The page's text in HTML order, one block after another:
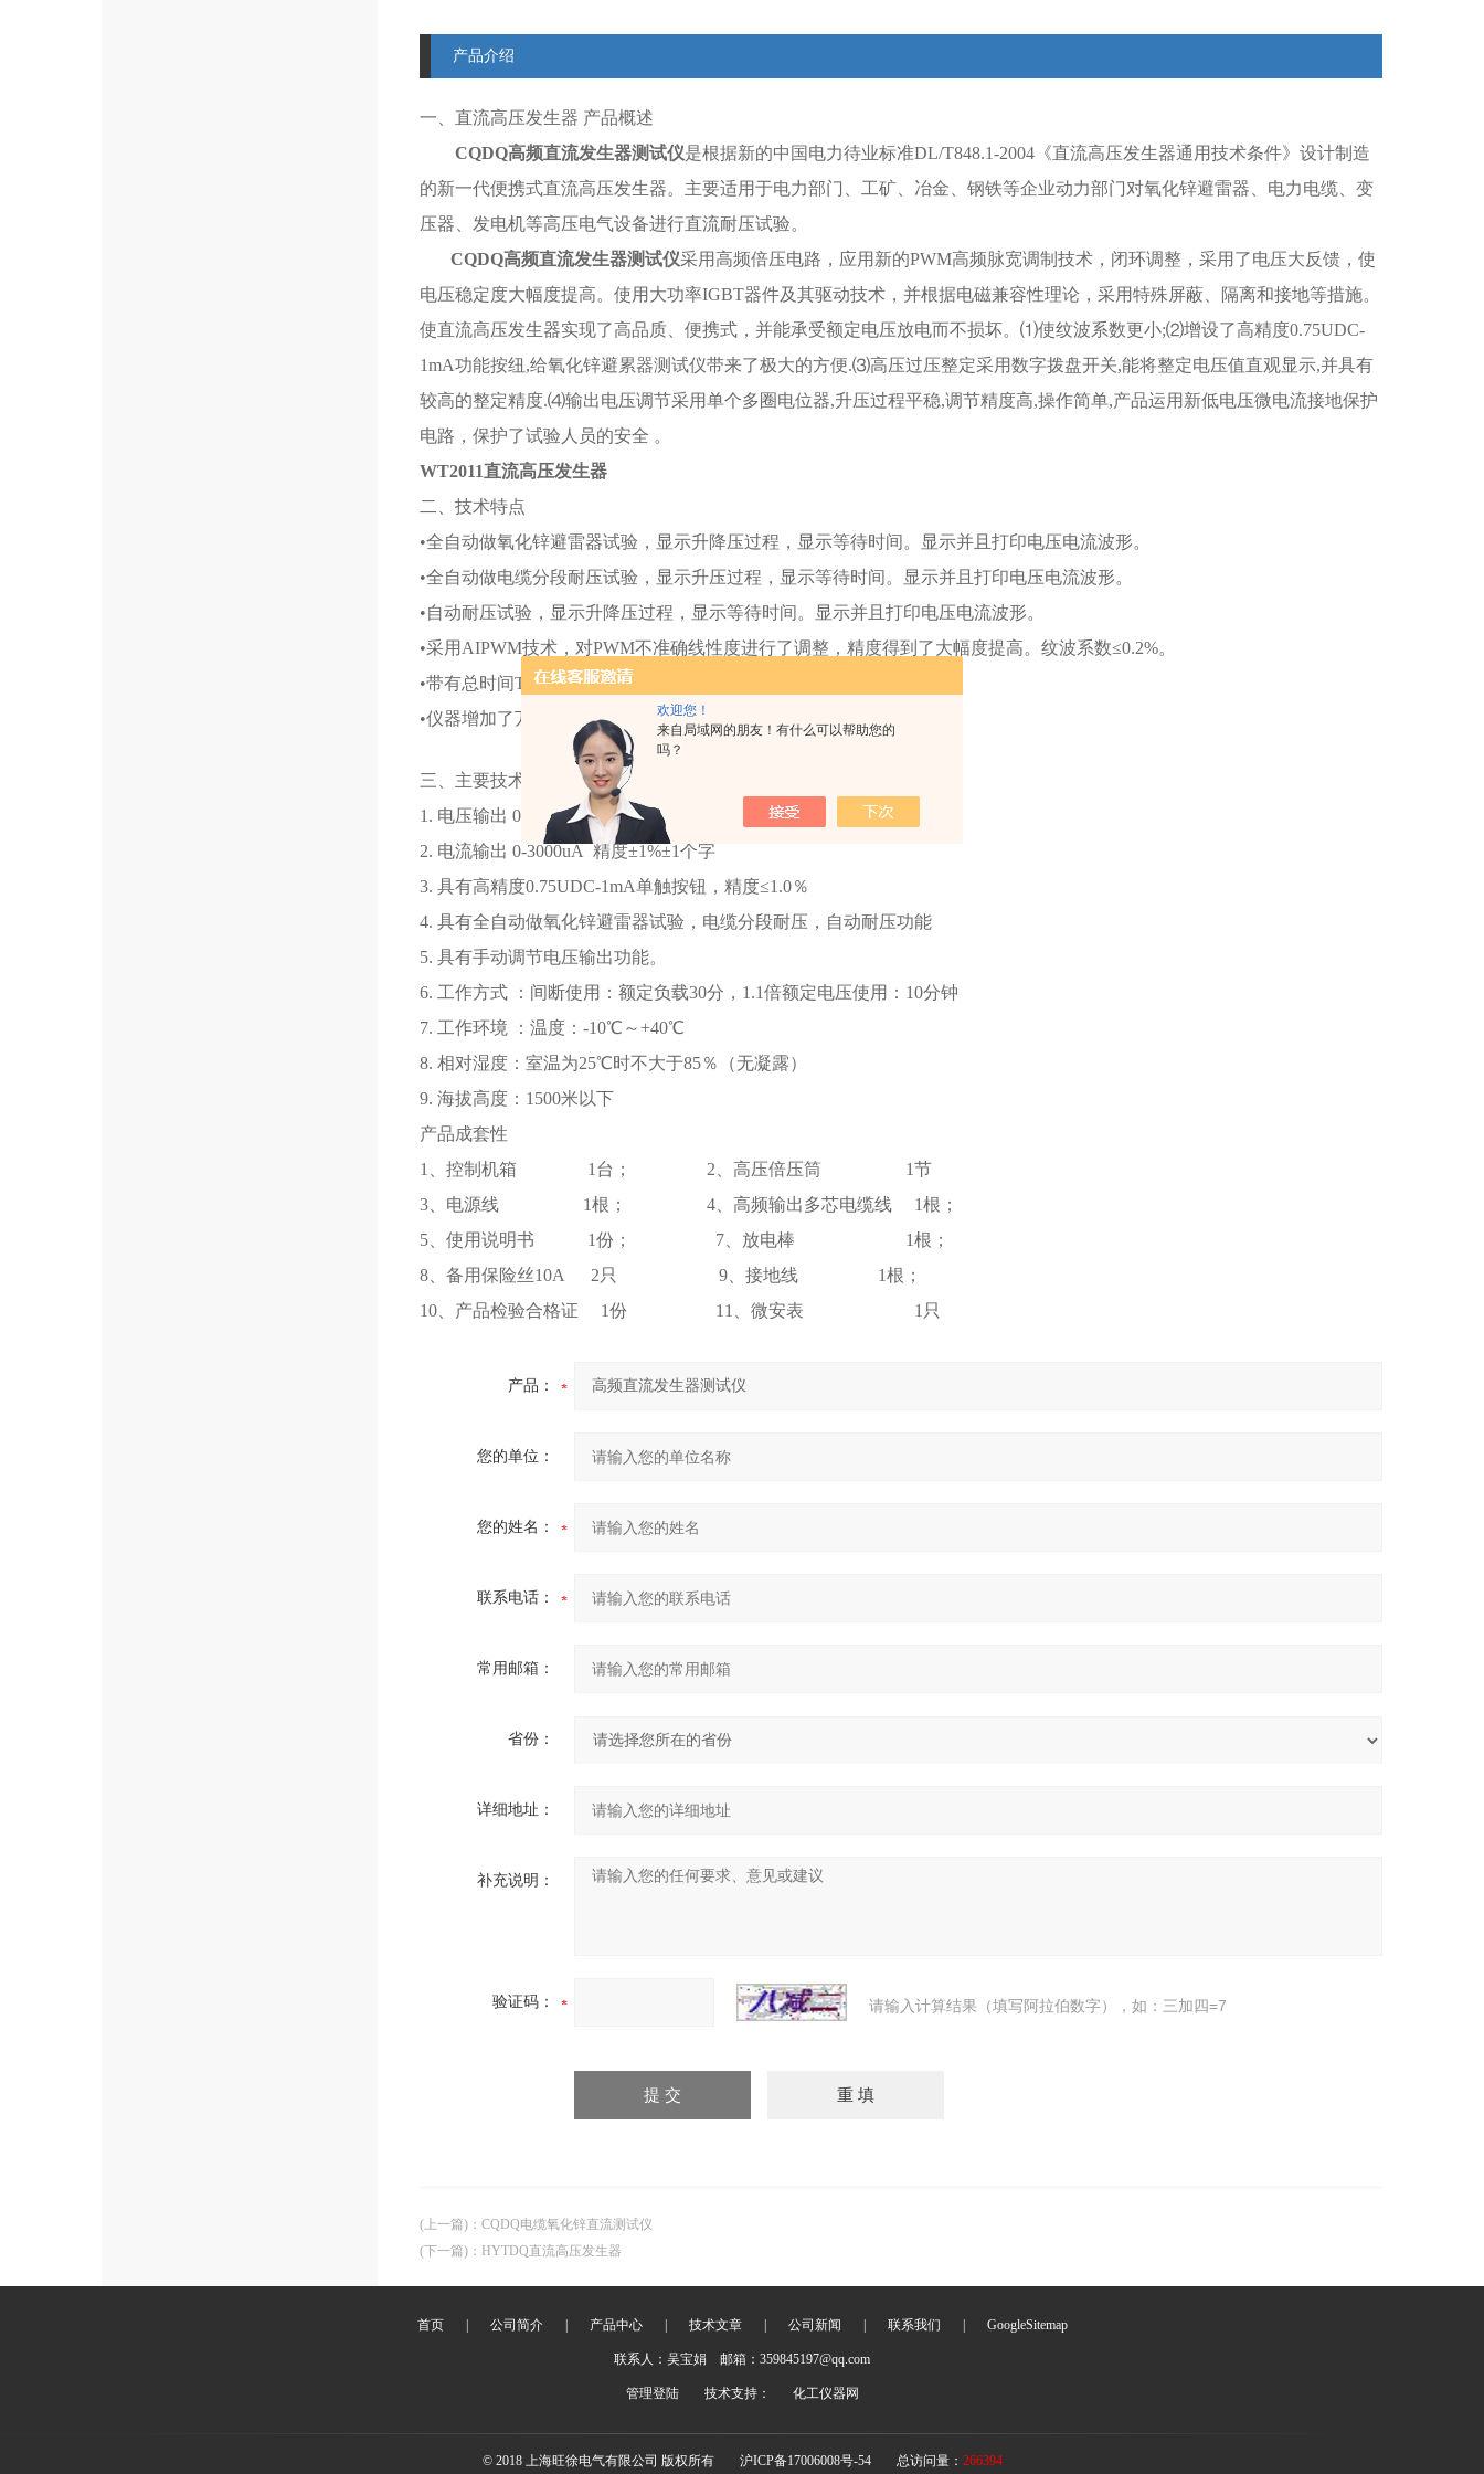
欢迎您！
来自局域网的朋友！有什么可以帮助您的
吗？
产品介绍
一、直流高压发生器 产品概述
CQDQ高频直流发生器测试仪是根据新的中国电力待业标准DL/T848.1-2004《直流高压发生器通用技术条件》设计制造
的新一代便携式直流高压发生器。主要适用于电力部门、工矿、冶金、钢铁等企业动力部门对氧化锌避雷器、电力电缆、变
压器、发电机等高压电气设备进行直流耐压试验。
CQDQ高频直流发生器测试仪采用高频倍压电路，应用新的PWM高频脉宽调制技术，闭环调整，采用了电压大反馈，使
电压稳定度大幅度提高。使用大功率IGBT器件及其驱动技术，并根据电磁兼容性理论，采用特殊屏蔽、隔离和接地等措施。
使直流高压发生器实现了高品质、便携式，并能承受额定电压放电而不损坏。⑴使纹波系数更小;⑵增设了高精度0.75UDC-
1mA功能按纽,给氧化锌避累器测试仪带来了极大的方便.⑶高压过压整定采用数字拨盘开关,能将整定电压值直观显示,并具有
较高的整定精度.⑷输出电压调节采用单个多圈电位器,升压过程平稳,调节精度高,操作简单,产品运用新低电压微电流接地保护
电路，保护了试验人员的安全 。
WT2011直流高压发生器
二、技术特点
•全自动做氧化锌避雷器试验，显示升降压过程，显示等待时间。显示并且打印电压电流波形。
•全自动做电缆分段耐压试验，显示升压过程，显示等待时间。显示并且打印电压电流波形。
•自动耐压试验，显示升降压过程，显示等待时间。显示并且打印电压电流波形。
•采用AIPWM技术，对PWM不准确线性度进行了调整，精度得到了大幅度提高。纹波系数≤0.2%。
•带有总时间T1和分段计时T2，及任意电压、电流下打印功能。
•仪器增加了万年历和时间功能，实验报告带有时间和日期。
三、主要技术性能及规格及工作方法：
1. 电压输出 0-200kV 精度±1%±1个字
2. 电流输出 0-3000uA 精度±1%±1个字
3. 具有高精度0.75UDC-1mA单触按钮，精度≤1.0％
4. 具有全自动做氧化锌避雷器试验，电缆分段耐压，自动耐压功能
5. 具有手动调节电压输出功能。
6. 工作方式 ：间断使用：额定负载30分，1.1倍额定电压使用：10分钟
7. 工作环境 ：温度：-10℃～+40℃
8. 相对湿度：室温为25℃时不大于85％（无凝露）
9. 海拔高度：1500米以下
产品成套性
1、控制机箱 1台； 2、高压倍压筒 1节
3、电源线 1根； 4、高频输出多芯电缆线 1根；
5、使用说明书 1份； 7、放电棒 1根；
8、备用保险丝10A 2只 9、接地线 1根；
10、产品检验合格证 1份 11、微安表 1只
产品：
您的单位：
您的姓名：
联系电话：
常用邮箱：
省份：
详细地址：
补充说明：
验证码： 请输入计算结果（填写阿拉伯数字），如：三加四=7
(上一篇) ： CQDQ电缆氧化锌直流测试仪
(下一篇) ： HYTDQ直流高压发生器
首页 公司简介 产品中心 技术文章 公司新闻 联系我们 GoogleSitemap
联系人：吴宝娟 邮箱：359845197@qq.com
管理登陆 技术支持： 化工仪器网
© 2018 上海旺徐电气有限公司 版权所有 沪ICP备17006008号-54 总访问量： 266394